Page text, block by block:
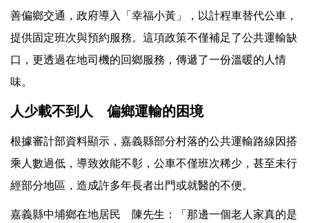
善偏鄉交通，政府導入「幸福小黃」，以計程車替代公車，
提供固定班次與預約服務。這項政策不僅補足了公共運輸缺
口，更透過在地司機的回鄉服務，傳遞了一份溫暖的人情
味。
人少載不到人 偏鄉運輸的困境
根據審計部資料顯示，嘉義縣部分村落的公共運輸路線因搭
乘人數過低，導致效能不彰，公車不僅班次稀少，甚至未行
經部分地區，造成許多年長者出門或就醫的不便。
嘉義縣中埔鄉在地居民 陳先生：「那邊一個老人家真的是